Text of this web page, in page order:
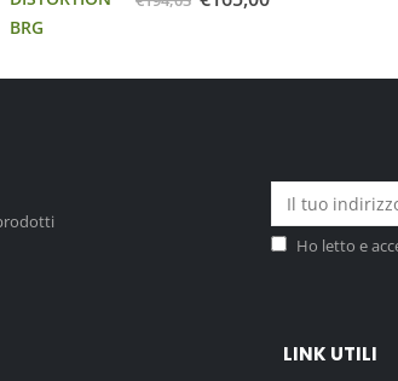
Ho letto e
LINK UTILI